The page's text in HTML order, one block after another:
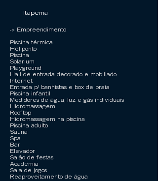
Itapema
-> Empreendimento
Piscina térmica
Heliponto
Piscina
Solarium
Playground
Hall de entrada decorado e mobiliado
Internet
Entrada p/ banhistas e box de praia
Piscina infantil
Medidores de água, luz e gás individuais
Hidromassagem
Rooftop
Hidromassagem na piscina
Piscina adulto
Sauna
Spa
Bar
Elevador
Salão de festas
Academia
Sala de jogos
Reaproveitamento de água